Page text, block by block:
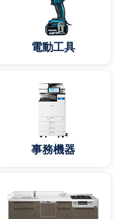
電動工具
事務機器